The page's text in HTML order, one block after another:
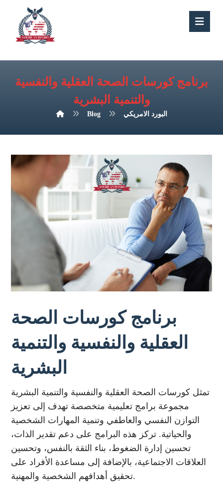
برنامج كورسات الصحة العقلية والنفسية
والتنمية البشرية
Blog البورد الامريكي
برنامج كورسات الصحة
العقلية والنفسية والتنمية
البشرية
تمثل كورسات الصحة العقلية والنفسية والتنمية البشرية
مجموعة برامج تعليمية متخصصة تهدف إلى تعزيز
التوازن النفسي والعاطفي وتنمية المهارات الشخصية
والحياتية. تركز هذه البرامج على دعم تقدير الذات،
تحسين إدارة الضغوط، بناء الثقة بالنفس، وتحسين
العلاقات الاجتماعية، بالإضافة إلى مساعدة الأفراد على
تحقيق أهدافهم الشخصية والمهنية.